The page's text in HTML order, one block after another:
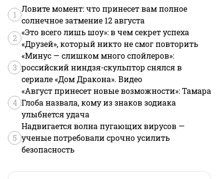
1
Ловите момент: что принесет вам полное
солнечное затмение 12 августа
2
«Это всего лишь шоу»: в чем секрет успеха
«Друзей», который никто не смог повторить
3
«Минус — слишком много спойлеров»:
российский ниндзя-скульптор снялся в
сериале «Дом Дракона». Видео
4
«Август принесет новые возможности»: Тамара
Глоба назвала, кому из знаков зодиака
улыбнется удача
5
Надвигается волна пугающих вирусов —
ученые потребовали срочно усилить
безопасность